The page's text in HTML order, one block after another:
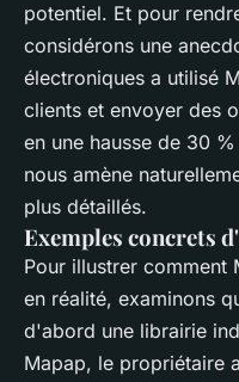
potentiel. Et pour
considérons une
électroniques a utilisé
clients et envoyer des
en une hausse de 30
nous amène
plus détaillés.
Exemples concrets
Pour illustrer comment
en réalité, examinons
d'abord une librairie
Mapap, le propriétaire